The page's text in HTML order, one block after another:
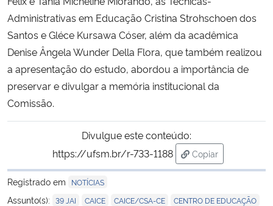
Administrativas em Educação Cristina Strohschoen dos
Santos e Gléce Kursawa Cóser, além da acadêmica
Denise Ângela Wunder Della Flora, que também realizou
a apresentação do estudo, abordou a importância de
preservar e divulgar a memória institucional da
Comissão.
Divulgue este conteúdo:
https://ufsm.br/r-733-1188
Copiar
para área de
Registrado em
NOTÍCIAS
Assunto(s): 39 JAI CAICE CAICE/CSA-CE CENTRO DE EDUCAÇÃO